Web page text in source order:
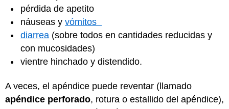
pérdida de apetito
náuseas y vómitos
diarrea (sobre todos en cantidades reducidas y
con mucosidades)
vientre hinchado y distendido.
A veces, el apéndice puede reventar (llamado
apéndice perforado, rotura o estallido del apéndice),